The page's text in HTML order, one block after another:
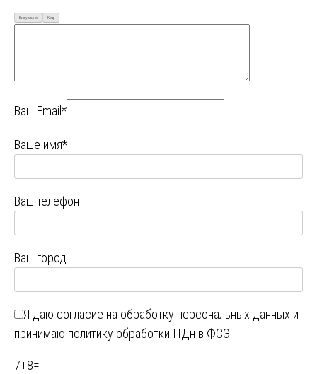
Визуально Код
Ваш Email*
Ваше имя*
Ваш телефон
Ваш город
Я даю согласие на обработку персональных данных и
принимаю политику обработки ПДн в ФСЭ
7+8=